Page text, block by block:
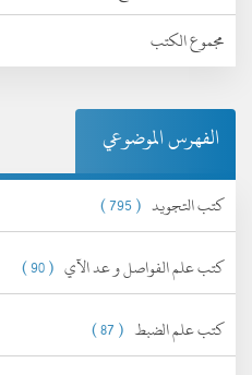
مجموع الكتب
الفهرس الموضوعي
كتب التجويد ( 795 )
كتب علم الفواصل و عد الآي ( 90 )
كتب علم الضبط ( 87 )